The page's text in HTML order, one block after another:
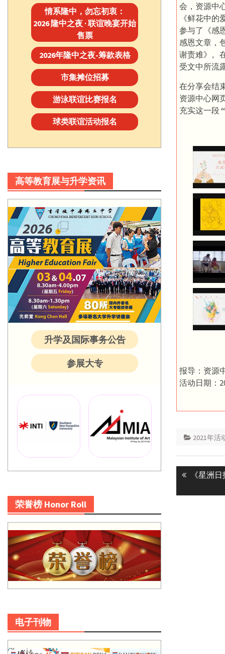
会，资源中
《鲜花中
参与了《感
感恩文章，
谢责难》。
受文中所流
在分享会结
资源中心网
充实这一段
报导：资源
活动日期：
2021年活
Post
Previous
《星洲
情系隆中，勿忘初衷：
2026 隆中之夜 · 联谊晚宴开始
售票
2026年隆中之夜-筹款表格
市集摊位招募
游泳联谊比赛报名
球类联谊活动报名
高等教育展与升学资讯
升学及国际事务公告
参展大专
荣誉榜 Honor Roll
电子刊物